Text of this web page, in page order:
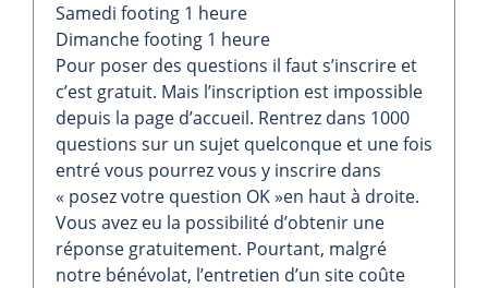
Samedi footing 1 heure
Dimanche footing 1 heure
Pour poser des questions il faut s’inscrire et
c’est gratuit. Mais l’inscription est impossible
depuis la page d’accueil. Rentrez dans 1000
questions sur un sujet quelconque et une fois
entré vous pourrez vous y inscrire dans
« posez votre question OK »en haut à droite.
Vous avez eu la possibilité d’obtenir une
réponse gratuitement. Pourtant, malgré
notre bénévolat, l’entretien d’un site coûte